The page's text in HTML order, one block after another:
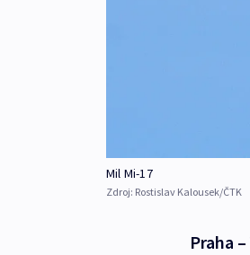
Mil Mi-17
Zdroj: Rostislav Kalousek/ČTK
Praha